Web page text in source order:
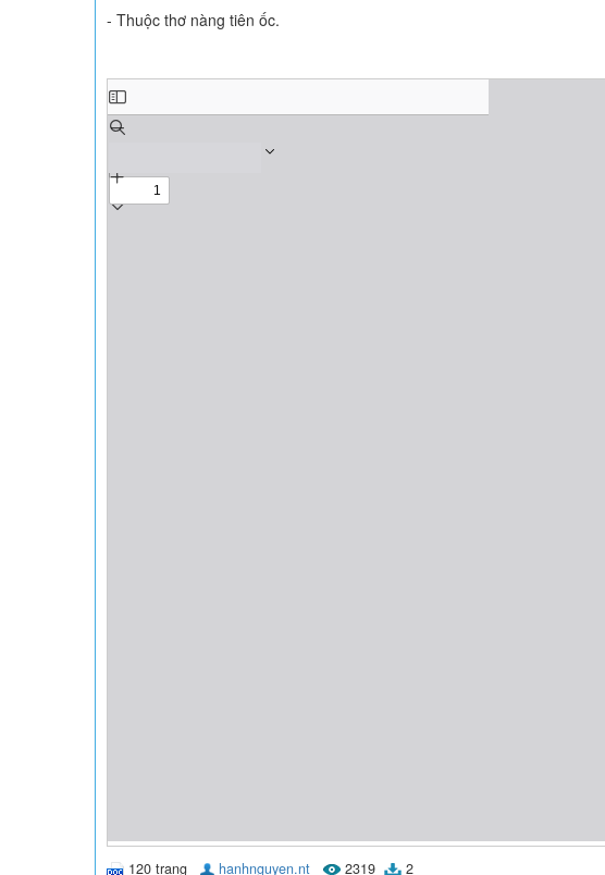
- Thuộc thơ nàng tiên ốc.
120 trang hanhnguyen.nt 2319 2